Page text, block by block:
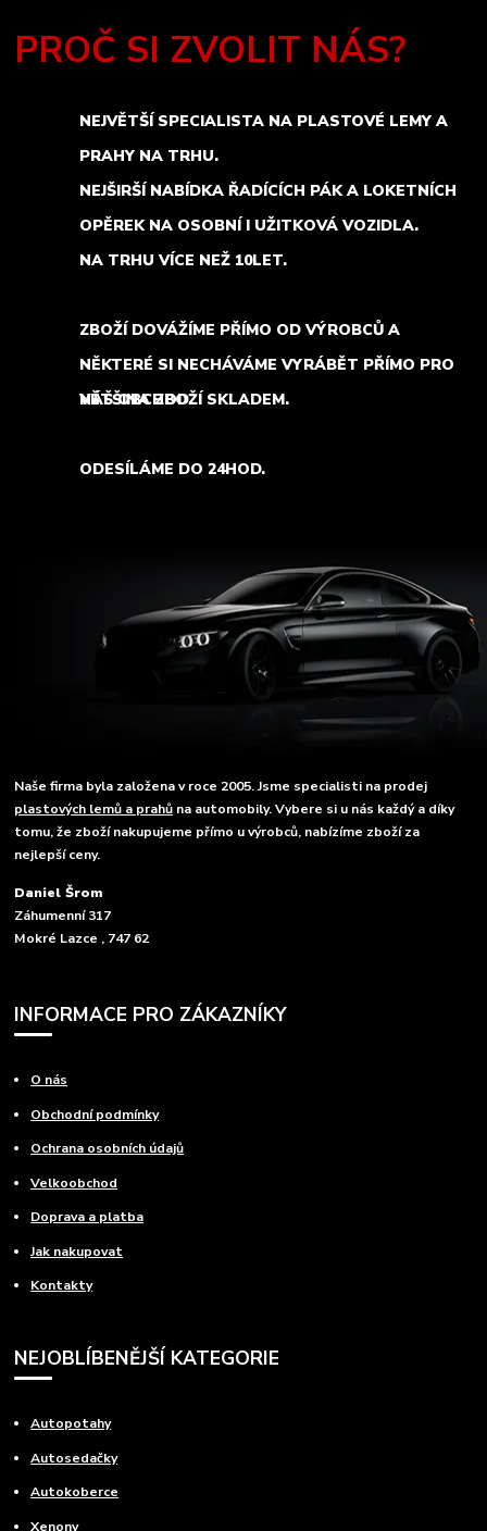
PROČ SI ZVOLIT NÁS?
NEJVĚTŠÍ SPECIALISTA NA PLASTOVÉ LEMY A
PRAHY NA TRHU.
NEJŠIRŠÍ NABÍDKA ŘADÍCÍCH PÁK A LOKETNÍCH
OPĚREK NA OSOBNÍ I UŽITKOVÁ VOZIDLA.
NA TRHU VÍCE NEŽ 10LET.
ZBOŽÍ DOVÁŽÍME PŘÍMO OD VÝROBCŮ A
NĚKTERÉ SI NECHÁVÁME VYRÁBĚT PŘÍMO PRO
NÁŠ OBCHOD.
VĚTŠINA ZBOŽÍ SKLADEM.
ODESÍLÁME DO 24HOD.
Naše firma byla založena v roce 2005. Jsme specialisti na prodej
plastových lemů a prahů na automobily. Vybere si u nás každý a díky
tomu, že zboží nakupujeme přímo u výrobců, nabízíme zboží za
nejlepší ceny.
Daniel Šrom
Záhumenní 317
Mokré Lazce , 747 62
INFORMACE PRO ZÁKAZNÍKY
O nás
Obchodní podmínky
Ochrana osobních údajů
Velkoobchod
Doprava a platba
Jak nakupovat
Kontakty
NEJOBLÍBENĚJŠÍ KATEGORIE
Autopotahy
Autosedačky
Autokoberce
Xenony